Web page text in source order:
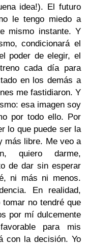
idea!). El futuro
le tengo miedo a
mismo instante. Y
condicionará el
poder de elegir, el
cada día para
en los demás a
me fastidiaron. Y
esa imagen soy
por todo ello. Por
lo que puede ser la
más libre. Me veo a
quiero darme,
de dar sin esperar
ni más ni menos.
En realidad,
no tendré que
por mí dulcemente
para mis
con la decisión. Yo